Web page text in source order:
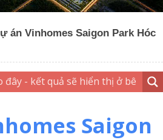
án Vinhomes Saigon Park Hóc
Saigon